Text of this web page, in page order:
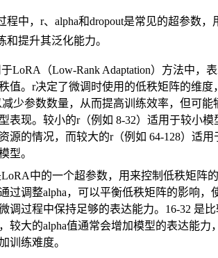
程中，r、alpha和dropout是常见的超参数，
和提升其泛化能力。
LoRA（Low-Rank Adaptation）方法中，
值。r决定了微调时使用的低秩矩阵的维度
少参数数量，从而提高训练效率，但可能
表现。较小的r（例如 8-32）适用于较小模
源的情况，而较大的r（例如 64-128）适用
型。
LoRA中的一个超参数，用来控制低秩矩阵的
过调整alpha，可以平衡低秩矩阵的影响，
调过程中保持足够的表达能力。16-32 是比
较大的alpha值通常会增加模型的表达能力
训练难度。